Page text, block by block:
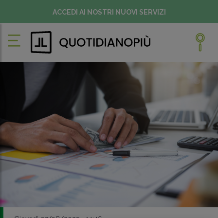
ACCEDI AI NOSTRI NUOVI SERVIZI